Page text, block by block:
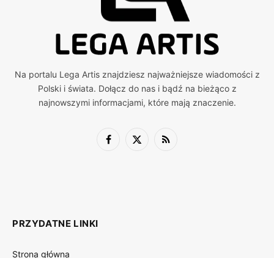
Na portalu Lega Artis znajdziesz najważniejsze wiadomości z
Polski i świata. Dołącz do nas i bądź na bieżąco z
najnowszymi informacjami, które mają znaczenie.
Facebook
X
RSS
PRZYDATNE LINKI
Strona główna